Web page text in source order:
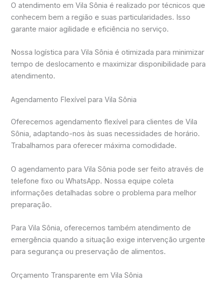
O atendimento em Vila Sônia é realizado por técnicos que
conhecem bem a região e suas particularidades. Isso
garante maior agilidade e eficiência no serviço.
Nossa logística para Vila Sônia é otimizada para minimizar
tempo de deslocamento e maximizar disponibilidade para
atendimento.
Agendamento Flexível para Vila Sônia
Oferecemos agendamento flexível para clientes de Vila
Sônia, adaptando-nos às suas necessidades de horário.
Trabalhamos para oferecer máxima comodidade.
O agendamento para Vila Sônia pode ser feito através de
telefone fixo ou WhatsApp. Nossa equipe coleta
informações detalhadas sobre o problema para melhor
preparação.
Para Vila Sônia, oferecemos também atendimento de
emergência quando a situação exige intervenção urgente
para segurança ou preservação de alimentos.
Orçamento Transparente em Vila Sônia